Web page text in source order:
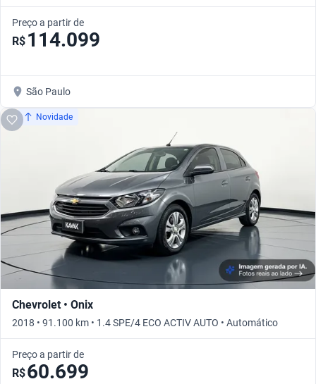
Preço a partir de
R$ 114.099
São Paulo
Novidade
Chevrolet • Onix
2018 • 91.100 km • 1.4 SPE/4 ECO ACTIV AUTO • Automático
Preço a partir de
R$60.699